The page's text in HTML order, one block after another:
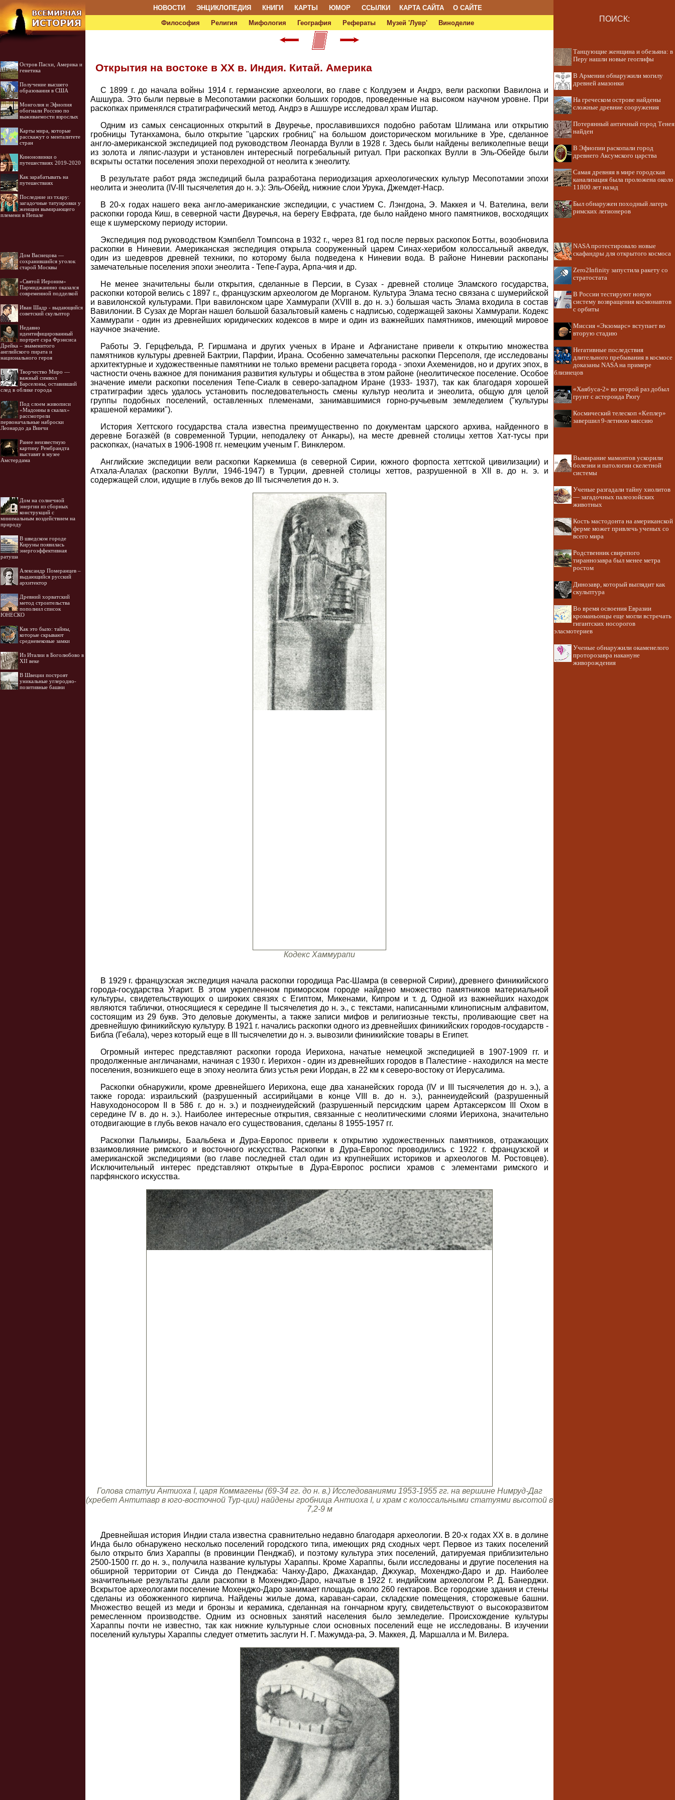
НОВОСТИ ЭНЦИКЛОПЕДИЯ КНИГИ КАРТЫ ЮМОР ССЫЛКИ КАРТА САЙТА
О САЙТЕ
Философия
Религия Мифология География Рефераты Музей 'Лувр' Виноделие ПОИСК:
Остров Пасхи, Америка и
генетика
Получение высшего
образования в США
Монголия и Эфиопия
обогнали Россию по
выживаемости взрослых
Карты мира, которые
расскажут о менталитете
стран
Киноновинки о
путешествиях 2019-2020
Как зарабатывать на
путешествиях
Последние из тхару:
загадочные татуировки у
женщин вымирающего
племени в Непале
Дом Васнецова —
сохранившийся уголок
старой Москвы
«Святой Иероним»
Пармиджанино оказался
современной подделкой
Иван Шадр - выдающийся
советский скульптор
Недавно
идентифицированный
портрет сэра Фрэнсиса
Дрейка – знаменитого
английского пирата и
национального героя
Творчество Миро —
важный символ
Барселоны, оставивший
след в облике города
Под слоем живописи
«Мадонны в скалах»
рассмотрели
первоначальные наброски
Леонардо да Винчи
Ранее неизвестную
картину Рембрандта
выставят в музее
Амстердама
Дом на солнечной
энергии из сборных
конструкций с
минимальным воздействием на
природу
В шведском городе
Кируны появилась
энергоэффективная
ратуша
Александр Померанцев –
выдающийся русский
архитектор
Древний хорватский
метод строительства
пополнил список
ЮНЕСКО
Как это было: тайны,
которые скрывают
средневековые замки
Из Италии в Боголюбово в
XII веке
В Швеции построят
уникальные углеродно-
позитивные башни
Открытия на востоке в XX в. Индия. Китай. Америка
С 1899 г. до начала войны 1914 г. германские археологи, во главе с Колдуэем и Андрэ, вели раскопки Вавилона и
Ашшура. Это были первые в Месопотамии раскопки больших городов, проведенные на высоком научном уровне. При
раскопках применялся стратиграфический метод. Андрэ в Ашшуре исследовал храм Иштар.
Одним из самых сенсационных открытий в Двуречье, прославившихся подобно работам Шлимана или открытию
гробницы Тутанхамона, было открытие "царских гробниц" на большом доисторическом могильнике в Уре, сделанное
англо-американской экспедицией под руководством Леонарда Вулли в 1928 г. Здесь были найдены великолепные вещи
из золота и ляпис-лазури и установлен интересный погребальный ритуал. При раскопках Вулли в Эль-Обейде были
вскрыты остатки поселения эпохи переходной от неолита к энеолиту.
В результате работ ряда экспедиций была разработана периодизация археологических культур Месопотамии эпохи
неолита и энеолита (IV-III тысячелетия до н. э.): Эль-Обейд, нижние слои Урука, Джемдет-Наср.
В 20-х годах нашего века англо-американские экспедиции, с участием С. Лэнгдона, Э. Маккея и Ч. Вателина, вели
раскопки города Киш, в северной части Двуречья, на берегу Евфрата, где было найдено много памятников, восходящих
еще к шумерскому периоду истории.
Экспедиция под руководством Кэмпбелл Томпсона в 1932 г., через 81 год после первых раскопок Ботты, возобновила
раскопки в Ниневии. Американская экспедиция открыла сооруженный царем Синах-херибом колоссальный акведук,
один из шедевров древней техники, по которому была подведена к Ниневии вода. В районе Ниневии раскопаны
замечательные поселения эпохи энеолита - Тепе-Гаура, Арпа-чия и др.
Не менее значительны были открытия, сделанные в Персии, в Сузах - древней столице Эламского государства,
раскопки которой велись с 1897 г., французским археологом де Морганом. Культура Элама тесно связана с шумерийской
и вавилонской культурами. При вавилонском царе Хаммурапи (XVIII в. до н. э.) большая часть Элама входила в состав
Вавилонии. В Сузах де Морган нашел большой базальтовый камень с надписью, содержащей законы Хаммурапи. Кодекс
Хаммурапи - один из древнейших юридических кодексов в мире и один из важнейших памятников, имеющий мировое
научное значение.
Работы Э. Герцфельда, Р. Гиршмана и других ученых в Иране и Афганистане привели к открытию множества
памятников культуры древней Бактрии, Парфии, Ирана. Особенно замечательны раскопки Персеполя, где исследованы
архитектурные и художественные памятники не только времени расцвета города - эпохи Ахеменидов, но и других эпох, в
частности очень важное для понимания развития культуры и общества в этом районе (неолитическое поселение. Особое
значение имели раскопки поселения Тепе-Сиалк в северо-западном Иране (1933- 1937), так как благодаря хорошей
стратиграфии здесь удалось установить последовательность смены культур неолита и энеолита, общую для целой
группы подобных поселений, оставленных племенами, занимавшимися горно-ручьевым земледелием ("культуры
крашеной керамики").
История Хеттского государства стала известна преимущественно по документам царского архива, найденного в
деревне Богазкёй (в современной Турции, неподалеку от Анкары), на месте древней столицы хеттов Хат-тусы при
раскопках, (начатых в 1906-1908 гг. немецким ученым Г. Винклером.
Английские экспедиции вели раскопки Каркемиша (в северной Сирии, южного форпоста хеттской цивилизации) и
Атхала-Алалах (раскопки Вулли, 1946-1947) в Турции, древней столицы хеттов, разрушенной в XII в. до н. э. и
содержащей слои, идущие в глубь веков до III тысячелетия до н. э.
Кодекс Хаммурапи
В 1929 г. французская экспедиция начала раскопки городища Рас-Шамра (в северной Сирии), древнего финикийского
города-государства Угарит. В этом укрепленном приморском городе найдено множество памятников материальной
культуры, свидетельствующих о широких связях с Египтом, Микенами, Кипром и т. д. Одной из важнейших находок
являются таблички, относящиеся к середине II тысячелетия до н. э., с текстами, написанными клинописным алфавитом,
состоящим из 29 букв. Это деловые документы, а также записи мифов и религиозные тексты, проливающие свет на
древнейшую финикийскую культуру. В 1921 г. начались раскопки одного из древнейших финикийских городов-государств -
Библа (Гебала), через который еще в III тысячелетии до н. э. вывозили финикийские товары в Египет.
Огромный интерес представляют раскопки города Иерихона, начатые немецкой экспедицией в 1907-1909 гг. и
продолженные англичанами, начиная с 1930 г. Иерихон - один из древнейших городов в Палестине - находился на месте
поселения, возникшего еще в эпоху неолита близ устья реки Иордан, в 22 км к северо-востоку от Иерусалима.
Раскопки обнаружили, кроме древнейшего Иерихона, еще два хананейских города (IV и III тысячелетия до н. э.), а
также города: израильский (разрушенный ассирийцами в конце VIII в. до н. э.), раннеиудейский (разрушенный
Навуходоносором II в 586 г. до н. э.) и позднеиудейский (разрушенный персидским царем Артаксерксом III Охом в
середине IV в. до н. э.). Наиболее интересные открытия, связанные с неолитическими слоями Иерихона, значительно
отодвигающие в глубь веков начало его существования, сделаны 8 1955-1957 гг.
Раскопки Пальмиры, Баальбека и Дура-Европос привели к открытию художественных памятников, отражающих
взаимовлияние римского и восточного искусства. Раскопки в Дура-Европос проводились с 1922 г. французской и
американской экспедициями (во главе последней стал один из крупнейших историков и археологов М. Ростовцев).
Исключительный интерес представляют открытые в Дура-Европос росписи храмов с элементами римского и
парфянского искусства.
Голова статуи Антиоха I, царя Коммагены (69-34 гг. до н. в.) Исследованиями 1953-1955 гг. на вершине Нимруд-Даг
(хребет Антитавр в юго-восточной Тур-ции) найдены гробница Антиоха I, и храм с колоссальными статуями высотой в
7,2-9 м
Древнейшая история Индии стала известна сравнительно недавно благодаря археологии. В 20-х годах XX в. в долине
Инда было обнаружено несколько поселений городского типа, имеющих ряд сходных черт. Первое из таких поселений
было открыто близ Хараппы (в провинции Пенджаб), и поэтому культура этих поселений, датируемая приблизительно
2500-1500 гг. до н. э., получила название культуры Хараппы. Кроме Хараппы, были исследованы и другие поселения на
обширной территории от Синда до Пенджаба: Чанху-Даро, Джахандар, Джхукар, Мохенджо-Даро и др. Наиболее
значительные результаты дали раскопки в Мохенджо-Даро, начатые в 1922 г. индийским археологом Р. Д. Банерджи.
Вскрытое археологами поселение Мохенджо-Даро занимает площадь около 260 гектаров. Все городские здания и стены
сделаны из обожженного кирпича. Найдены жилые дома, караван-сараи, складские помещения, сторожевые башни.
Множество вещей из меди и бронзы и керамика, сделанная на гончарном кругу, свидетельствуют о высокоразвитом
ремесленном производстве. Одним из основных занятий населения было земледелие. Происхождение культуры
Хараппы почти не известно, так как нижние культурные слои основных поселений еще не исследованы. В изучении
поселений культуры Хараппы следует отметить заслуги Н. Г. Мажумда-ра, Э. Маккея, Д. Маршалла и М. Вилера.
Танцующие женщина и обезьяна: в
Перу нашли новые геоглифы
В Армении обнаружили могилу
древней амазонки
На греческом острове найдены
сложные древние сооружения
Потерянный античный город Тенея
найден
В Эфиопии раскопали город
древнего Аксумского царства
Самая древняя в мире городская
канализация была проложена около
11800 лет назад
Был обнаружен походный лагерь
римских легионеров
NASA протестировало новые
скафандры для открытого космоса
Zero2Infinity запустила ракету со
стратостата
В России тестируют новую
систему возвращения космонавтов
с орбиты
Миссия «Экзомарс» вступает во
вторую стадию
Негативные последствия
длительного пребывания в космосе
доказаны NASA на примере
близнецов
«Хаябуса-2» во второй раз добыл
грунт с астероида Рюгу
Космический телескоп «Кеплер»
завершил 9-летнюю миссию
Вымирание мамонтов ускорили
болезни и патологии скелетной
системы
Ученые разгадали тайну хиолитов
— загадочных палеозойских
животных
Кость мастодонта на американской
ферме может привлечь ученых со
всего мира
Родственник свирепого
тираннозавра был менее метра
ростом
Динозавр, который выглядит как
скульптура
Во время освоения Евразии
кроманьонцы еще могли встречать
гигантских носорогов
эласмотериев
Ученые обнаружили окаменелого
проторозавра накануне
живорождения